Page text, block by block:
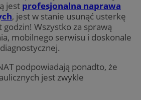
jest profesjonalna naprawa
, jest w stanie usunąć usterkę
Wszystko za sprawą
mobilnego serwisu i doskonale
podpowiadają ponadto, że
jest zwykle